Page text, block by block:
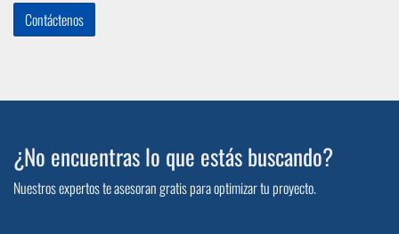
Contáctenos
¿No encuentras lo que estás buscando?
Nuestros expertos te asesoran gratis para optimizar tu proyecto.